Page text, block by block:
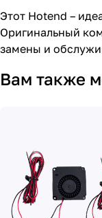
Этот Hotend –
Оригинальный
замены и
Вам также